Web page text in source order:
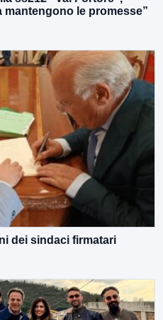
mantengono le promesse”
dei sindaci firmatari